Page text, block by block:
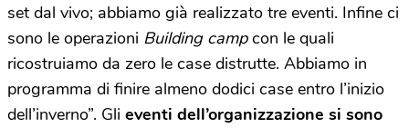
set dal vivo; abbiamo già realizzato tre eventi. Infine ci
sono le operazioni Building campcon le quali
ricostruiamo da zero le case distrutte. Abbiamo in
programma di finire almeno dodici case entro l’inizio
dell’inverno”. Gli eventi dell’organizzazione si sono